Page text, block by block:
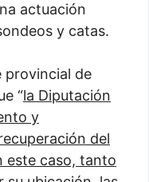
actuación
y catas.
provincial de
“la Diputación
y
del
este caso, tanto